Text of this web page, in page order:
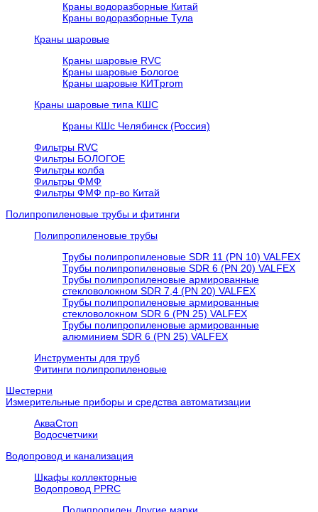
Краны водоразборные Китай
Краны водоразборные Тула
Краны шаровые
Краны шаровые RVC
Краны шаровые Бологое
Краны шаровые КИТprom
Краны шаровые типа КШС
Краны КШс Челябинск (Россия)
Фильтры RVC
Фильтры БОЛОГОЕ
Фильтры колба
Фильтры ФМФ
Фильтры ФМФ пр-во Китай
Полипропиленовые трубы и фитинги
Полипропиленовые трубы
Трубы полипропиленовые SDR 11 (PN 10) VALFEX
Трубы полипропиленовые SDR 6 (PN 20) VALFEX
Трубы полипропиленовые армированные
стекловолокном SDR 7,4 (PN 20) VALFEX
Трубы полипропиленовые армированные
стекловолокном SDR 6 (PN 25) VALFEX
Трубы полипропиленовые армированные
алюминием SDR 6 (PN 25) VALFEX
Инструменты для труб
Фитинги полипропиленовые
Шестерни
Измерительные приборы и средства автоматизации
АкваСтоп
Водосчетчики
Водопровод и канализация
Шкафы коллекторные
Водопровод PPRC